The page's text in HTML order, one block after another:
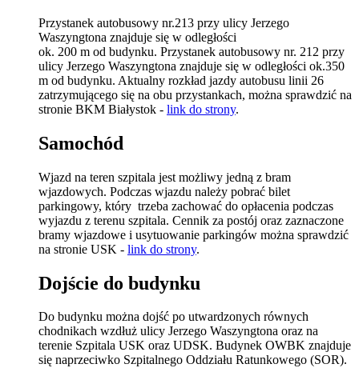
Przystanek autobusowy nr.213 przy ulicy Jerzego
Waszyngtona znajduje się w odległości
ok. 200 m od budynku. Przystanek autobusowy nr. 212 przy
ulicy Jerzego Waszyngtona znajduje się w odległości ok.350
m od budynku. Aktualny rozkład jazdy autobusu linii 26
zatrzymującego się na obu przystankach, można sprawdzić na
stronie BKM Białystok - link do strony.
Samochód
Wjazd na teren szpitala jest możliwy jedną z bram
wjazdowych. Podczas wjazdu należy pobrać bilet
parkingowy, który trzeba zachować do opłacenia podczas
wyjazdu z terenu szpitala. Cennik za postój oraz zaznaczone
bramy wjazdowe i usytuowanie parkingów można sprawdzić
na stronie USK - link do strony.
Dojście do budynku
Do budynku można dojść po utwardzonych równych
chodnikach wzdłuż ulicy Jerzego Waszyngtona oraz na
terenie Szpitala USK oraz UDSK. Budynek OWBK znajduje
się naprzeciwko Szpitalnego Oddziału Ratunkowego (SOR).